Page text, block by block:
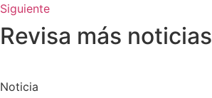
Siguiente
Revisa más noticias
Noticia